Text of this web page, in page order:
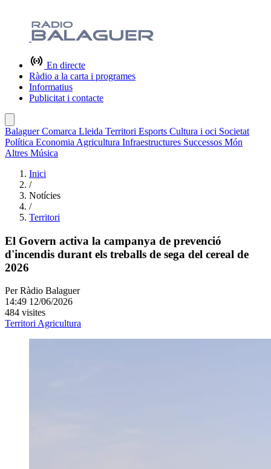
En directe
Ràdio a la carta i programes
Informatius
Publicitat i contacte
BalaguerComarca Lleida Territori Esports Cultura i oci Societat
Política Economia Agricultura Infraestructures Successos Món
Altres Música
Inici
/
Notícies
/
Territori
El Govern activa la campanya de prevenció
d'incendis durant els treballs de sega del cereal de
2026
Per Ràdio Balaguer
14:49 12/06/2026
484 visites
TerritoriAgricultura